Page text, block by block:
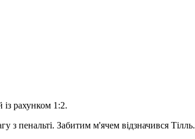
рахунком 1:2.
з пенальті. Забитим м'ячем відзначився Тілль.